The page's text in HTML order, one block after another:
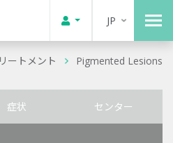
JP
ートメント Pigmented Lesions
症状 センター